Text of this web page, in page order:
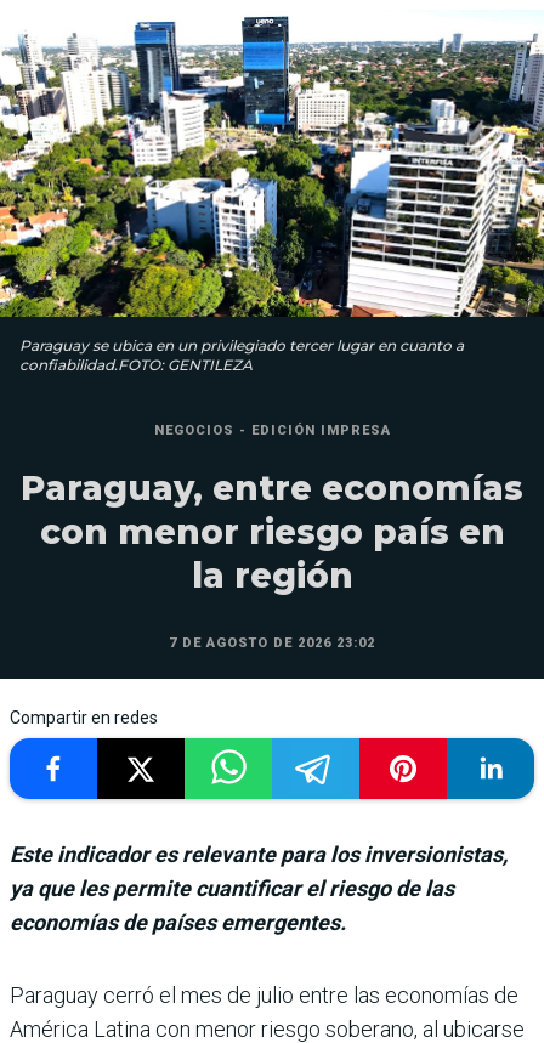
Paraguay se ubica en un privilegiado tercer lugar en cuanto a
confiabilidad.FOTO: GENTILEZA
NEGOCIOS - EDICIÓN IMPRESA
Paraguay, entre economías
con menor riesgo país en
la región
7 DE AGOSTO DE 2026 23:02
Compartir en redes
Este indicador es relevante para los inversionistas,
ya que les permite cuantificar el riesgo de las
economías de países emergentes.
Paraguay cerró el mes de julio entre las eco­nomías de
América Latina con menor riesgo soberano, al ubicarse